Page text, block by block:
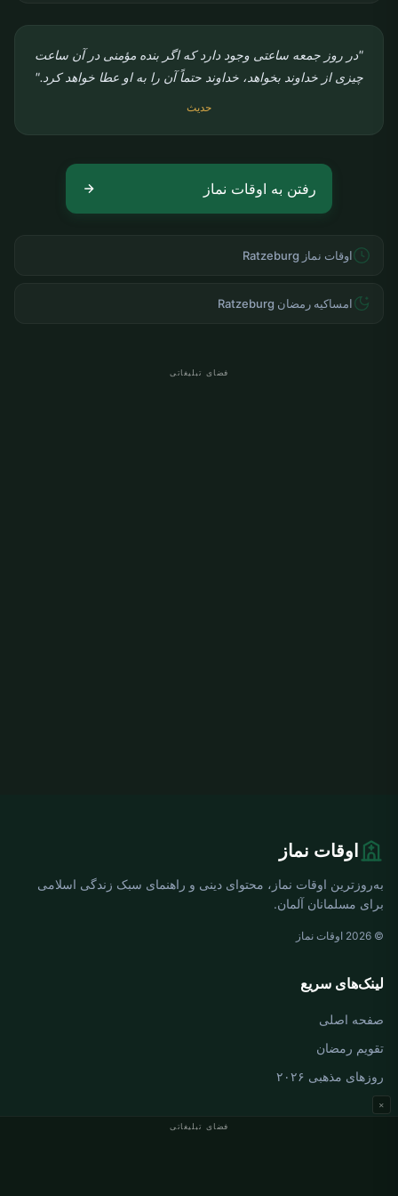
"در روز جمعه ساعتی وجود دارد که اگر بنده مؤمنی در آن ساعت
چیزی از خداوند بخواهد، خداوند حتماً آن را به او عطا خواهد کرد."
حدیث
رفتن به اوقات نماز
اوقات نماز Ratzeburg
امساکیه رمضان Ratzeburg
فضای تبلیغاتی
فضای تبلیغاتی
×
اوقات نماز
به‌روزترین اوقات نماز، محتوای دینی و راهنمای سبک زندگی اسلامی
برای مسلمانان آلمان.
© 2026 اوقات نماز
لینک‌های سریع
صفحه اصلی
تقویم رمضان
روزهای مذهبی ۲۰۲۶